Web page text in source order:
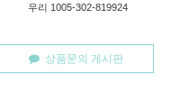
우리 1005-302-819924
상품문의 게시판